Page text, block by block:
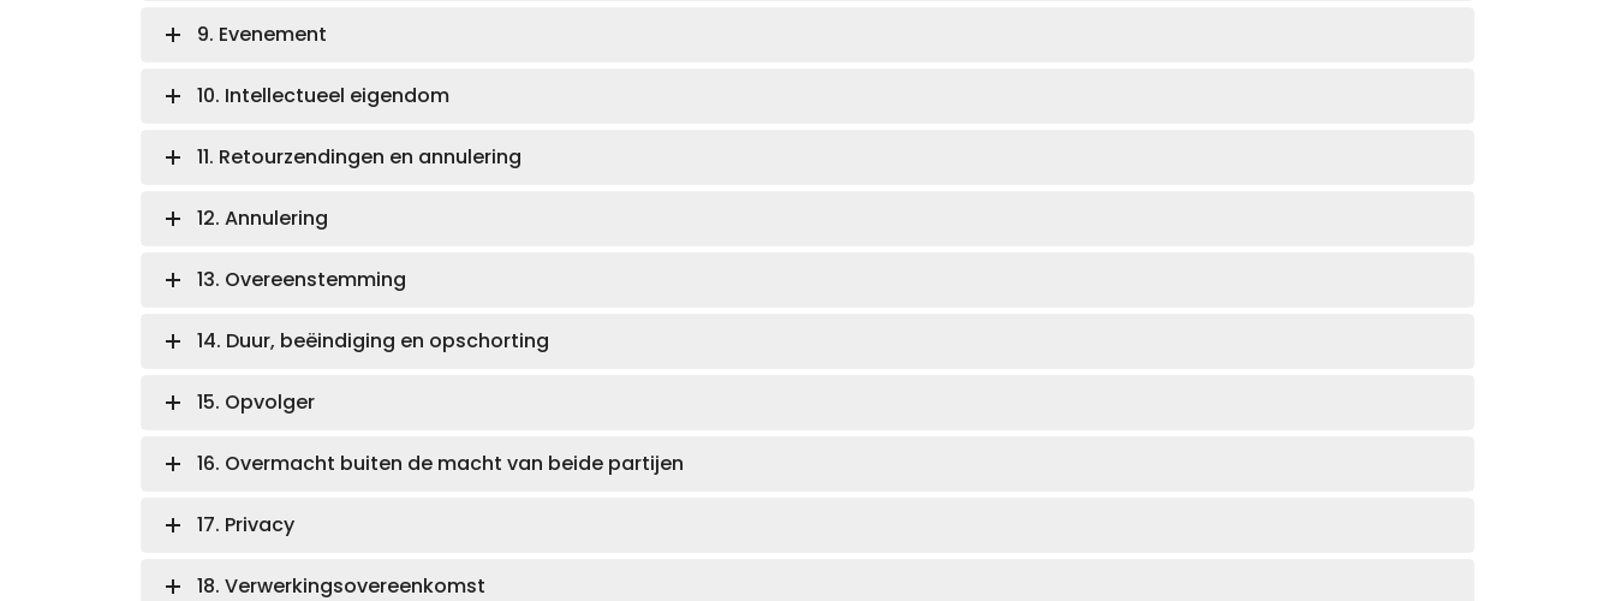
9. Evenement
10. Intellectueel eigendom
11. Retourzendingen en annulering
12. Annulering
13. Overeenstemming
14. Duur, beëindiging en opschorting
15. Opvolger
16. Overmacht buiten de macht van beide partijen
17. Privacy
18. Verwerkingsovereenkomst